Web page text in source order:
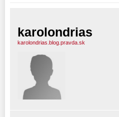
karolondrias
karolondrias.blog.pravda.sk